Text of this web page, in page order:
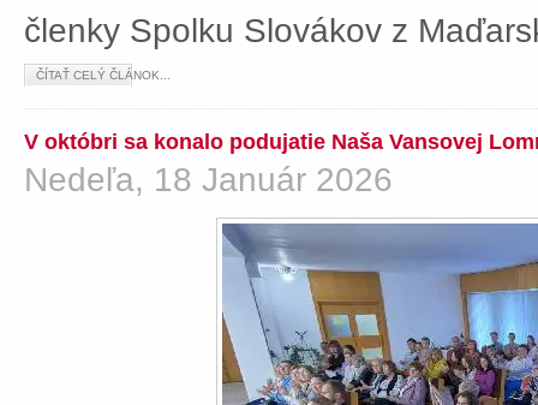
členky Spolku Slovákov z
ČÍTAŤ CELÝ ČLÁNOK...
V októbri sa konalo podujatie Naša Vansovej
Nedeľa, 18 Január 2026